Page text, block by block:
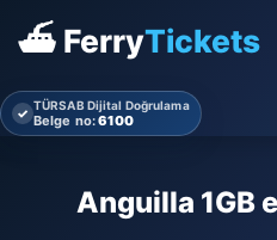
⛴ FerryTickets
✓ TÜRSAB Dijital Doğrulama
Belge no:6100
Anguilla 1GB